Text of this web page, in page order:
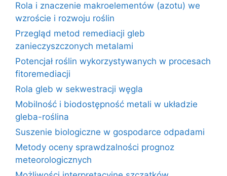
Rola i znaczenie makroelementów (azotu) we
wzroście i rozwoju roślin
Przegląd metod remediacji gleb
zanieczyszczonych metalami
Potencjał roślin wykorzystywanych w procesach
fitoremediacji
Rola gleb w sekwestracji węgla
Mobilność i biodostępność metali w układzie
gleba-roślina
Suszenie biologiczne w gospodarce odpadami
Metody oceny sprawdzalności prognoz
meteorologicznych